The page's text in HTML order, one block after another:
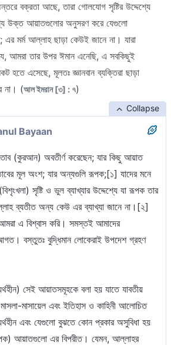
বক্রতা আছে, তারা গোলযোগ সৃষ্টির উদ্দেশ্যে
উক্ত আয়াতগুলোর অনুসরণ করে যেগুলো
মর্ম আল্লাহ ছাড়া কেউই জানে না। যারা
আমরা তার উপর ঈমান এনেছি, এ সবকিছুই
হতে এসেছে, মূলতঃ জ্ঞানবান ব্যক্তিরা ছাড়া
না। (আল ইমরান [৩] : ৭)
Collapse
Bayaan
(কুরআন) অবতীর্ণ করেছেন; যার কিছু আয়াত
মূল অংশ; যার অন্যগুলি রূপক;[১] যাদের মনে
সৃষ্টি ও ভুল ব্যাখ্যার উদ্দেশ্যে যা রূপক তার
ব্যতীত অন্য কেউ এর ব্যাখ্যা জানে না।[২]
আমরা এ বিশ্বাস করি। সমস্তই আমাদের
বস্তুতঃ বুদ্ধিমান লোকেরাই উপদেশ গ্রহণ
মাসায়েল এবং ইতিহাস ও কাহিনী আলোচিত
এবং যেগুলো বুঝতে কোন প্রকার অসুবিধা হয়